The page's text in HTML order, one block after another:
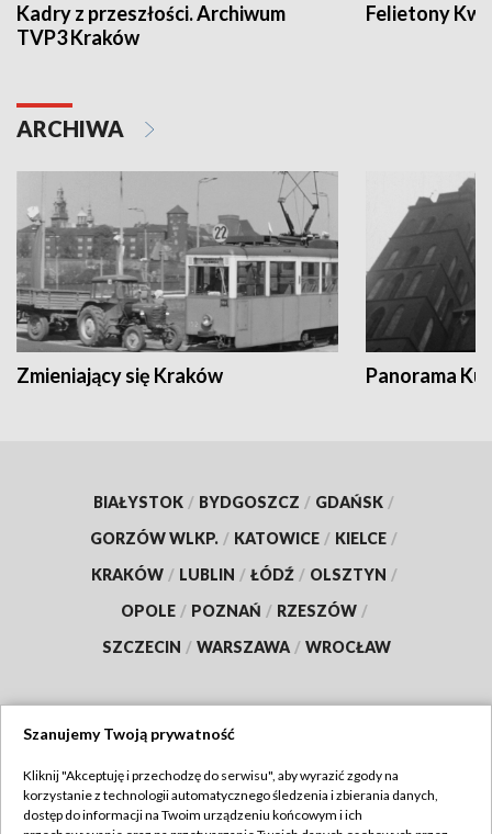
Kadry z przeszłości. Archiwum
TVP3 Kraków
Felietony
ARCHIWA
Zmieniający się Kraków Panorama
BIAŁYSTOK / BYDGOSZCZ / GDAŃSK /
GORZÓW WLKP. / KATOWICE / KIELCE /
KRAKÓW / LUBLIN / ŁÓDŹ / OLSZTYN /
OPOLE / POZNAŃ / RZESZÓW /
SZCZECIN / WARSZAWA / WROCŁAW
TVP
Szanujemy Twoją prywatność
Kliknij "Akceptuję i przechodzę do serwisu", aby wyrazić zgody na
korzystanie z technologii automatycznego śledzenia i zbierania danych,
dostęp do informacji na Twoim urządzeniu końcowym i ich